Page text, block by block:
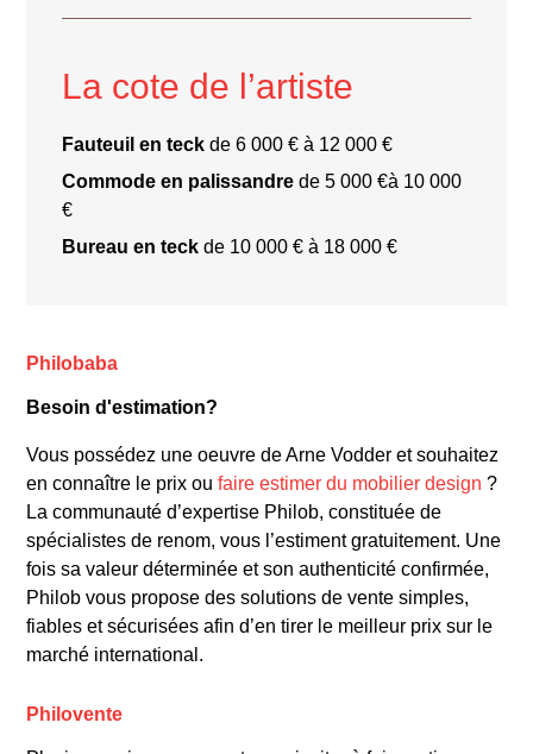
La cote de l’artiste
Fauteuil en teck de 6 000 € à 12 000 €
Commode en palissandre de 5 000 €à 10 000
€
Bureau en teck de 10 000 € à 18 000 €
Philobaba
Besoin d'estimation?
Vous possédez une oeuvre de Arne Vodder et souhaitez
en connaître le prix oufaire estimer du mobilier design ?
La communauté d’expertise Philob, constituée de
spécialistes de renom, vous l’estiment gratuitement. Une
fois sa valeur déterminée et son authenticité confirmée,
Philob vous propose des solutions de vente simples,
fiables et sécurisées afin d’en tirer le meilleur prix sur le
marché international.
Philovente